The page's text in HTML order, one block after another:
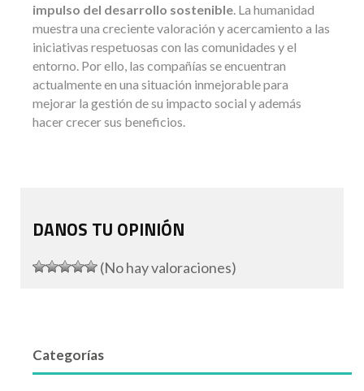
impulso del desarrollo sostenible. La humanidad
muestra una creciente valoración y acercamiento a las
iniciativas respetuosas con las comunidades y el
entorno. Por ello, las compañías se encuentran
actualmente en una situación inmejorable para
mejorar la gestión de su impacto social y además
hacer crecer sus beneficios.
DANOS TU OPINIÓN
(No hay valoraciones)
Categorías